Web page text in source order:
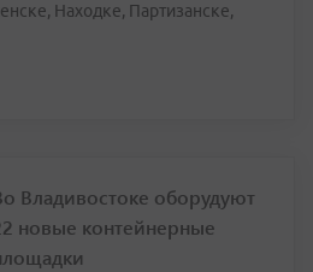
Находке, Партизанске,
Владивостоке оборудуют
новые контейнерные